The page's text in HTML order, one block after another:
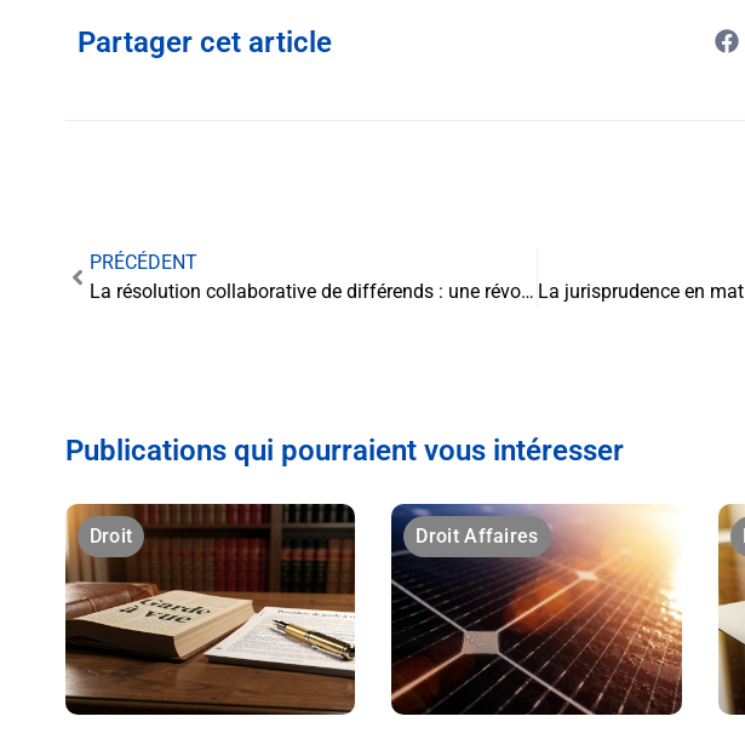
Partager cet article
PRÉCÉDENT
La résolution collaborative de différends : une révolution dans le monde juridique
Publications qui pourraient vous intéresser
Droit Droit Affaires